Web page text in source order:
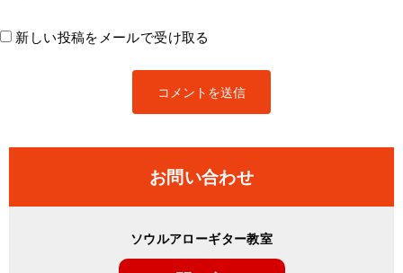
新しい投稿をメールで受け取る
お問い合わせ
ソウルアローギター教室